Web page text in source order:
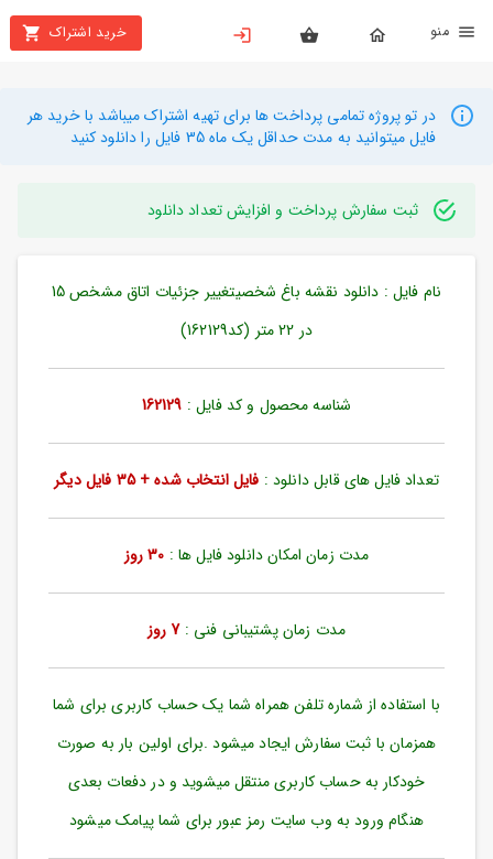
خرید اشتراک
بستن
محصولات
تهیه
راهنما
دانلود
ورود
به
بازیابی
رمز
مندی
ها
در تو پروژه تمامی پرداخت ها برای تهیه اشتراک میباشد با خرید هر
فایل میتوانید به مدت حداقل یک ماه 35 فایل را دانلود کنید
ثبت سفارش پرداخت و افزایش تعداد دانلود
نام فایل : دانلود نقشه باغ شخصیتغییر جزئیات اتاق مشخص 15
در 22 متر (کد162129)
شناسه محصول و کد فایل : 162129
تعداد فایل های قابل دانلود : فایل انتخاب شده + 35 فایل دیگر
مدت زمان امکان دانلود فایل ها : 30 روز
مدت زمان پشتیبانی فنی :7 روز
با استفاده از شماره تلفن همراه شما یک حساب کاربری برای شما
همزمان با ثبت سفارش ایجاد میشود .برای اولین بار به صورت
خودکار به حساب کاربری منتقل میشوید و در دفعات بعدی
هنگام ورود به وب سایت رمز عبور برای شما پیامک میشود